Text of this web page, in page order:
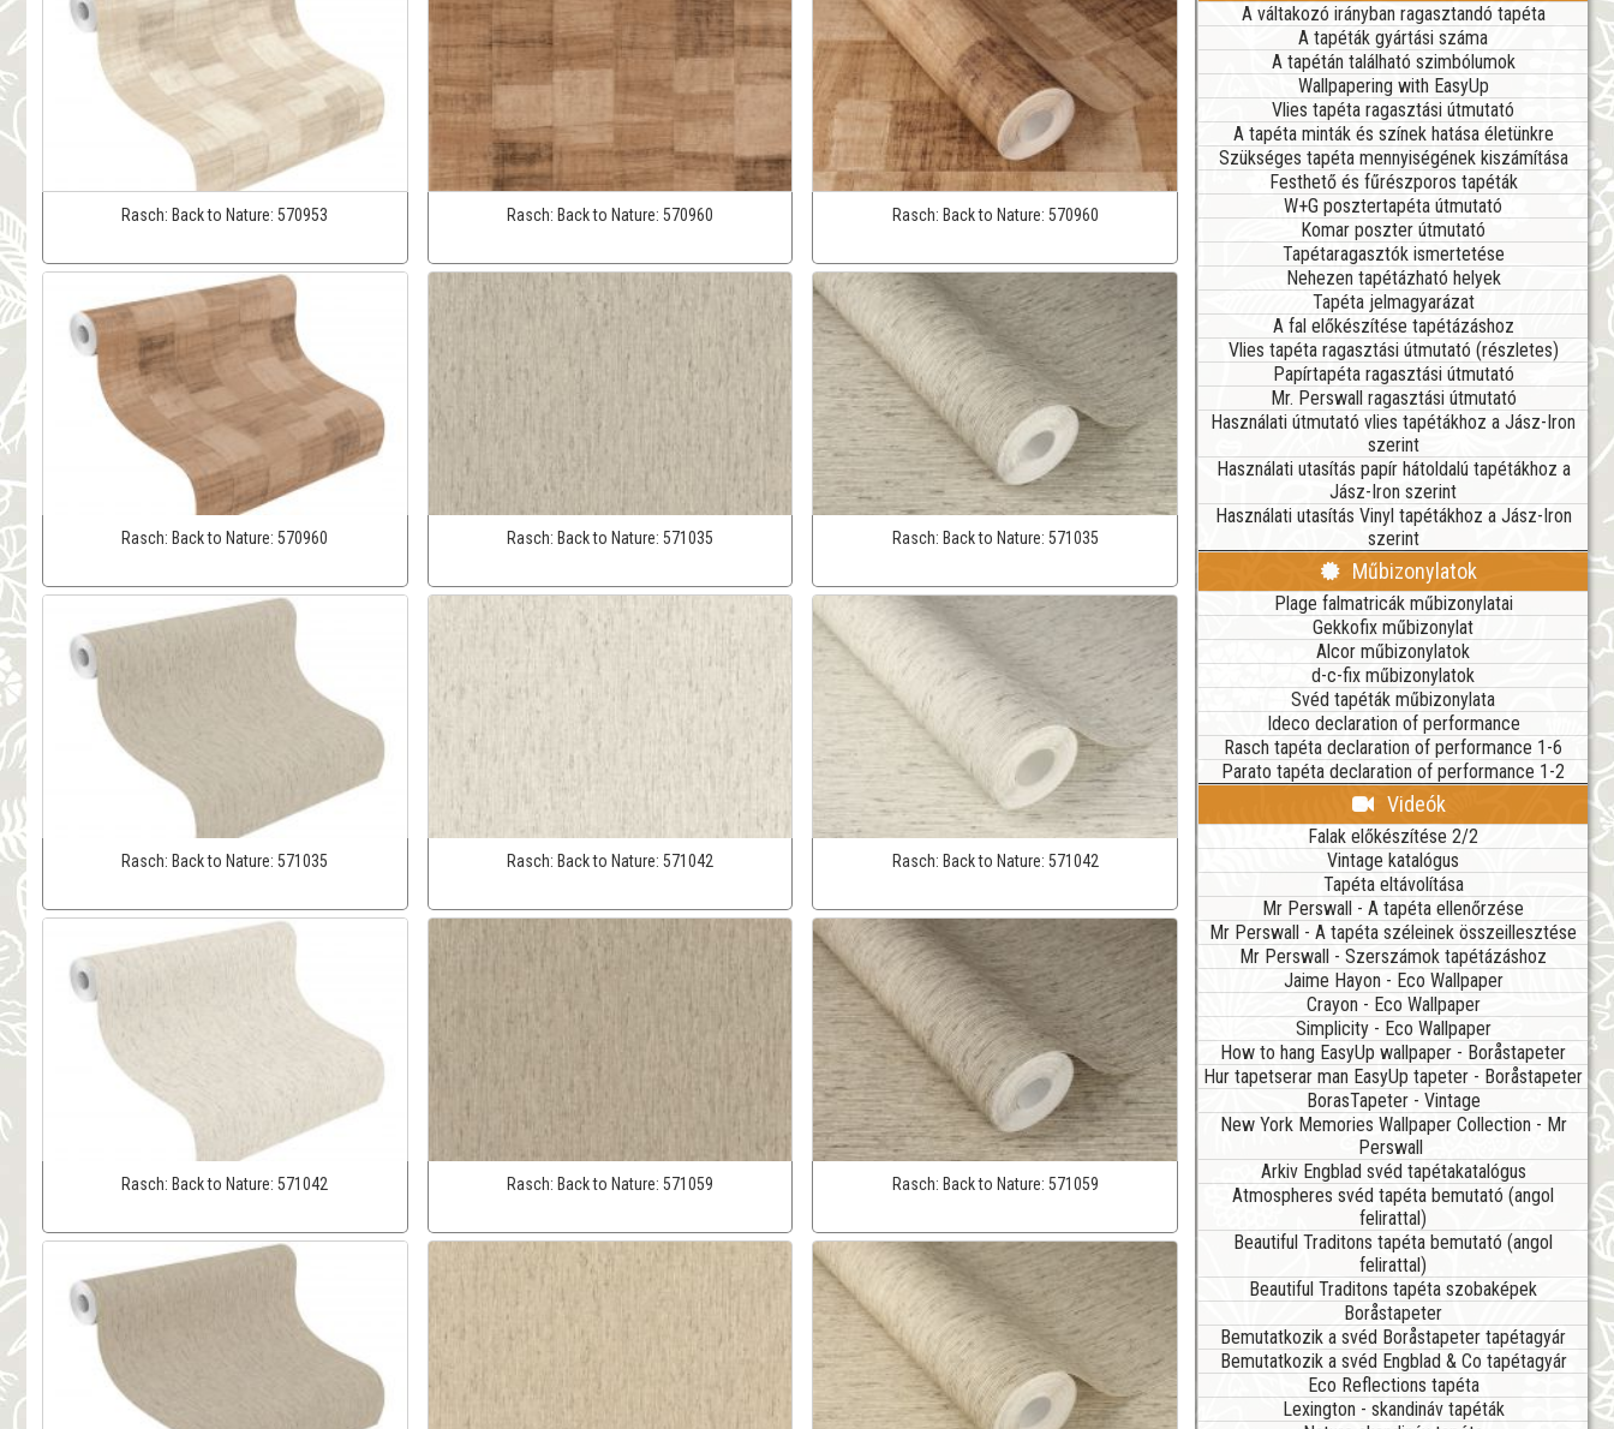
Rasch: Back to Nature:570953 Rasch: Back to Nature: 570960 Rasch: Back to Nature: 570960
Rasch: Back to Nature:570960 Rasch: Back to Nature: 571035 Rasch: Back to Nature: 571035
Rasch: Back to Nature:571035 Rasch: Back to Nature: 571042 Rasch: Back to Nature: 571042
Rasch: Back to Nature:571042 Rasch: Back to Nature: 571059 Rasch: Back to Nature: 571059
A váltakozó irányban ragasztandó tapéta
A tapéták gyártási száma
A tapétán található szimbólumok
Wallpapering with EasyUp
Vlies tapéta ragasztási útmutató
A tapéta minták és színek hatása életünkre
Szükséges tapéta mennyiségének kiszámítása
Festhető és fűrészporos tapéták
W+G posztertapéta útmutató
Komar poszter útmutató
Tapétaragasztók ismertetése
Nehezen tapétázható helyek
Tapéta jelmagyarázat
A fal előkészítése tapétázáshoz
Vlies tapéta ragasztási útmutató (részletes)
Papírtapéta ragasztási útmutató
Mr. Perswall ragasztási útmutató
Használati útmutató vlies tapétákhoz a Jász-Iron
szerint
Használati utasítás papír hátoldalú tapétákhoz a
Jász-Iron szerint
Használati utasítás Vinyl tapétákhoz a Jász-Iron
szerint
Műbizonylatok
Plage falmatricák műbizonylatai
Gekkofix műbizonylat
Alcor műbizonylatok
d-c-fix műbizonylatok
Svéd tapéták műbizonylata
Ideco declaration of performance
Rasch tapéta declaration of performance 1-6
Parato tapéta declaration of performance 1-2
Videók
Falak előkészítése 2/2
Vintage katalógus
Tapéta eltávolítása
Mr Perswall - A tapéta ellenőrzése
Mr Perswall - A tapéta széleinek összeillesztése
Mr Perswall - Szerszámok tapétázáshoz
Jaime Hayon - Eco Wallpaper
Crayon - Eco Wallpaper
Simplicity - Eco Wallpaper
How to hang EasyUp wallpaper - Boråstapeter
Hur tapetserar man EasyUp tapeter - Boråstapeter
BorasTapeter - Vintage
New York Memories Wallpaper Collection - Mr
Perswall
Arkiv Engblad svéd tapétakatalógus
Atmospheres svéd tapéta bemutató (angol
felirattal)
Beautiful Traditons tapéta bemutató (angol
felirattal)
Beautiful Traditons tapéta szobaképek
Boråstapeter
Bemutatkozik a svéd Boråstapeter tapétagyár
Bemutatkozik a svéd Engblad & Co tapétagyár
Eco Reflections tapéta
Lexington - skandináv tapéták